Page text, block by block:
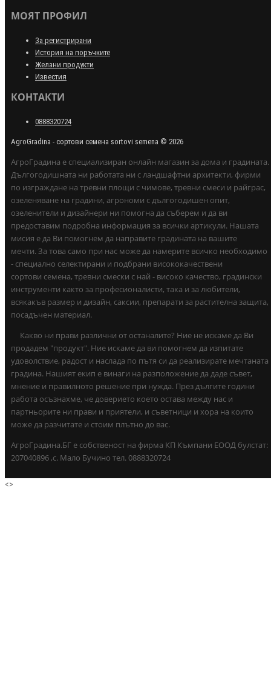
МОЯТ ПРОФИЛ
За регистрирани
История на поръчките
Желани продукти
Известия
КОНТАКТИ
0888320724
AgroGradina - сортови семена sortovi semena © 2026
АгроГрадина е специализиран онлайн магазин за дома и градината.
Дългогодишната ни работата ни с ландшафтни архитекти, фирми
по изграждане на тревни площи с чимове, тревни смеси и райграс,
озеленяване на градини, агрономи с дългогодишен опит,
озеленители и дизайнери ни помогна да съберем и да ви
предоставим подробна информация за всички артикули. Нашата
мисия е да Ви помогнем да направите градината на вашите
мечти. За това само при нас може да намерите всичко необходимо
- специално селектирани и подбрани висококачествени
сортови семена, тревни смески с най - високо качество, градински
инструменти както за професионалисти, така и за любители,
всякакъв размер и дизайн, саксии, препарати за растителна защита,
посадъчен материал.
Какво ни прави различни от останалите? Ние не искаме да Ви
продадем "продукт". Ние искаме да ви помогнем да изпитате
удоволствие, радост и наслада по пътя си да реализирате мечтаната
градина. Нашият екип е винаги на разположение да даде съвет,
мнение и правилното решение при нужда. През дългите години
работа осъзнахме, че доверието което остава между нас и
партньорите ни прави и приятели, и съветници и хора на които
може да разчитате и стоим плътно до вас.
АгроГрадина.БГ е собственост на фирма КП Къмпани ЕООД булстат:
207040896 ,с. Мало Бучино тел. 0888320724
<>